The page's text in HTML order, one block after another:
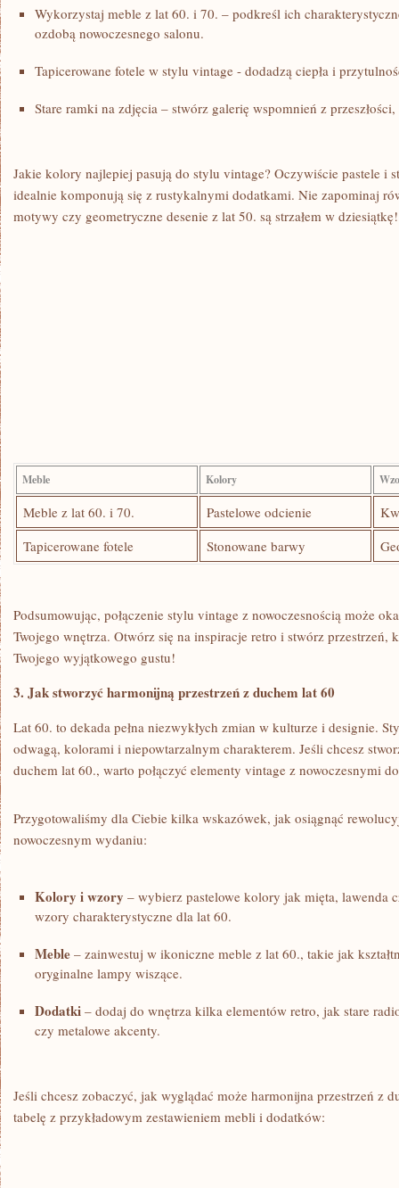
Wykorzystaj meble z lat 60. i 70. – podkreśl ich
ozdobą nowoczesnego salonu.
Tapicerowane fotele w stylu vintage -‍ dodadzą ciepła i
Stare ramki na zdjęcia – stwórz​ galerię wspomnień z⁣
Jakie kolory najlepiej pasują do stylu vintage?⁣ Oczywiście pastele i
⁤idealnie​ komponują ​się z rustykalnymi dodatkami. Nie zapominaj​
motywy ⁣czy‍ geometryczne desenie z lat 50. są ⁢strzałem w dziesiątkę!
Meble Kolory
Meble z ⁣lat 60. ‌i 70. Pastelowe odcienie
Tapicerowane ⁢fotele
Stonowane‌ barwy
Podsumowując, połączenie stylu ⁢vintage z nowoczesnością może
Twojego wnętrza. ‍Otwórz się⁣ na inspiracje​ retro i stwórz ⁣przestrzeń,
Twojego ​wyjątkowego gustu!
3. Jak stworzyć ⁣harmonijną przestrzeń z duchem ‌lat 60
Lat 60. ⁣to dekada pełna⁣ niezwykłych zmian w‍ kulturze i designie.
odwagą, kolorami⁢ i⁢ niepowtarzalnym charakterem. ⁤Jeśli chcesz
duchem lat 60., warto połączyć elementy vintage z nowoczesnymi
Przygotowaliśmy dla Ciebie‍ kilka wskazówek, ‍jak osiągnąć
nowoczesnym wydaniu:
Kolory i‍ wzory – wybierz⁢ pastelowe kolory jak‌ mięta, lawenda
wzory charakterystyczne dla ⁣lat 60.
Meble – zainwestuj‌ w ikoniczne ‌meble⁣ z ​lat 60., takie jak
oryginalne lampy wiszące.
Dodatki – dodaj ‍do wnętrza kilka‍ elementów ⁤retro, jak stare
czy metalowe akcenty.
Jeśli chcesz zobaczyć,​ jak‌ wyglądać może harmonijna przestrzeń ⁤z
tabelę z​ przykładowym zestawieniem ⁤mebli i dodatków: